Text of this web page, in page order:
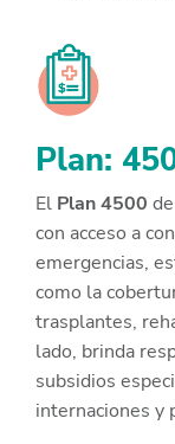
Plan:
El Plan 4500 de
con acceso a
emergencias,
como la
trasplantes,
lado, brinda
subsidios
internaciones y